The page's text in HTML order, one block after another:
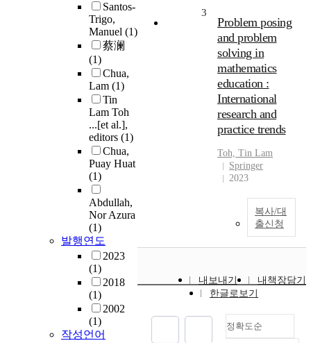
Santos-
Trigo,
Manuel (1)
蔡澜
(1)
Chua,
Lam (1)
Tin
Lam Toh
...[et al.],
editors (1)
Chua,
Puay Huat
(1)
Abdullah,
Nor Azura
(1)
발행연도
2023
(1)
2018
(1)
2002
(1)
작성언어
3
Problem posing
and problem
solving in
mathematics
education :
International
research and
practice trends
Toh, Tin Lam
Springer
2023
복사/대
출신청
내보내기
내책장담기
한글로보기
정확도순